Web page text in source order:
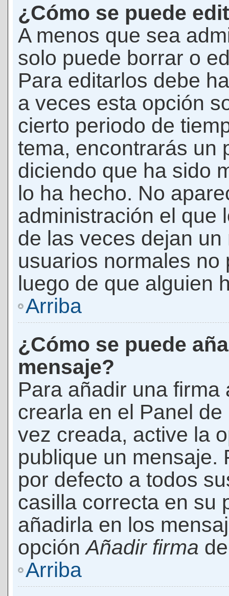
¿Cómo se puede
A menos que sea
solo puede borrar o
Para editarlos debe
a veces esta opción
cierto periodo de
tema, encontrarás un
diciendo que ha sido
lo ha hecho. No
administración el que
de las veces dejan
usuarios normales
luego de que alguien
Arriba
¿Cómo se puede
mensaje?
Para añadir una
crearla en el Panel
vez creada, active la
publique un mensaje.
por defecto a todos
casilla correcta en su
añadirla en los
opciónAñadir firma
Arriba